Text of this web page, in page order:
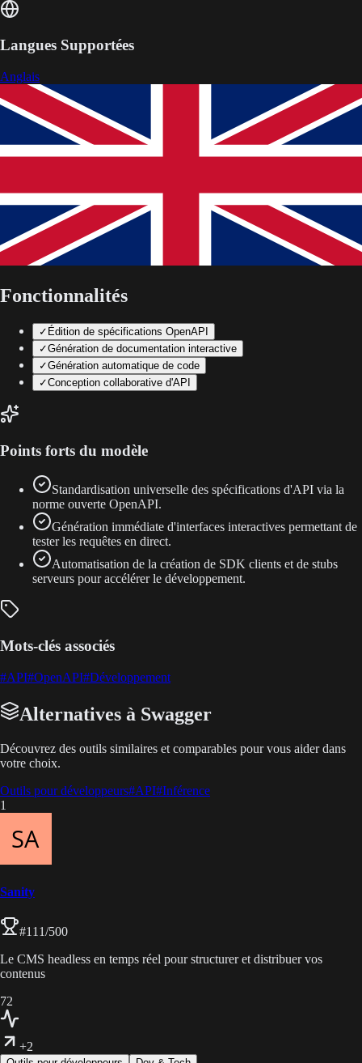
Langues Supportées
Anglais
Fonctionnalités
✓ Édition de spécifications OpenAPI
✓Génération de documentation interactive
✓Génération automatique de code
✓Conception collaborative d'API
Points forts du modèle
Standardisation universelle des spécifications d'API via la
norme ouverte OpenAPI.
Génération immédiate d'interfaces interactives permettant de
tester les requêtes en direct.
Automatisation de la création de SDK clients et de stubs
serveurs pour accélérer le développement.
Mots-clés associés
#API#OpenAPI#Développement
Alternatives à Swagger
Découvrez des outils similaires et comparables pour vous aider dans
votre choix.
Outils pour développeurs#API#Inférence
1
Sanity
#111/500
Le CMS headless en temps réel pour structurer et distribuer vos
contenus
72
+2